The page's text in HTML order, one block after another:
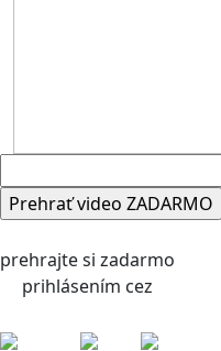
prehrajte si zadarmo
prihlásením cez